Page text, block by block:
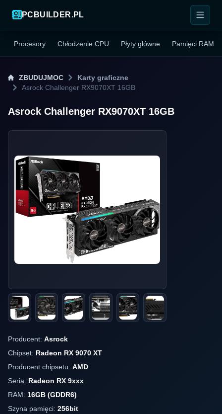
PCBUILDER.PL
Procesory Chłodzenie CPU Płyty główne Pamięci RAM
ZBUDUJMOC
Karty graficzne
Asrock Challenger RX9070XT 16GB
Asrock Challenger RX9070XT 16GB
Producent: Asrock
Chipset: Radeon RX 9070 XT
Producent chipsetu: AMD
Seria: Radeon RX 9xxx
RAM: 16GB (GDDR6)
Szyna pamięci: 256bit